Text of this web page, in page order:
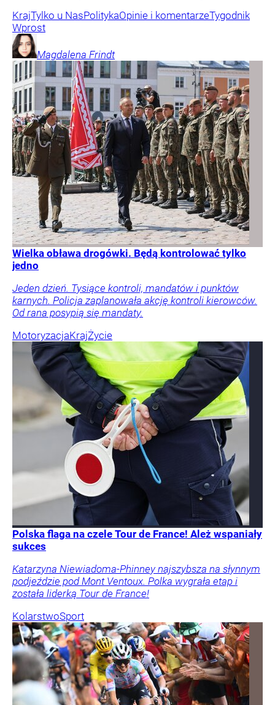
KrajTylko u NasPolitykaOpinie i komentarzeTygodnik
Wprost
Magdalena Frindt
Wielka obława drogówki. Będą kontrolować tylko
jedno
Jeden dzień. Tysiące kontroli, mandatów i punktów
karnych. Policja zaplanowała akcję kontroli kierowców.
Od rana posypią się mandaty.
MotoryzacjaKrajŻycie
Polska flaga na czele Tour de France! Ależ wspaniały
sukces
Katarzyna Niewiadoma-Phinney najszybsza na słynnym
podjeździe pod Mont Ventoux. Polka wygrała etap i
została liderką Tour de France!
KolarstwoSport